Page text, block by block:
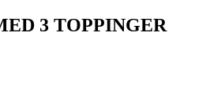
3 TOPPINGER